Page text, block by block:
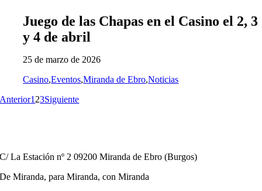
Juego de las Chapas en el Casino el 2, 3
y 4 de abril
25 de marzo de 2026
Casino,Eventos,Miranda de Ebro,Noticias
Anterior123Siguiente
C/ La Estación nº 2 09200 Miranda de Ebro (Burgos)
De Miranda, para Miranda, con Miranda